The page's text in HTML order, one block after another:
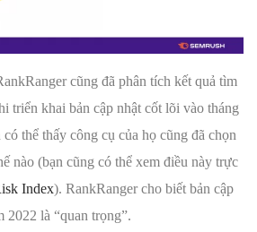
cũng đã phân tích kết quả tìm
triển khai bản cập nhật cốt lõi vào tháng
thể thấy công cụ của họ cũng đã chọn
nào (bạn cũng có thể xem điều này trực
Index). RankRanger cho biết bản cập
2022 là “quan trọng”.